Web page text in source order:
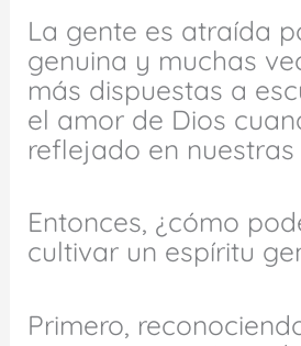
La gente es atraída
genuina y muchas
más dispuestas a
el amor de Dios
reflejado en nuestras
Entonces, ¿cómo
cultivar un espíritu
Primero,